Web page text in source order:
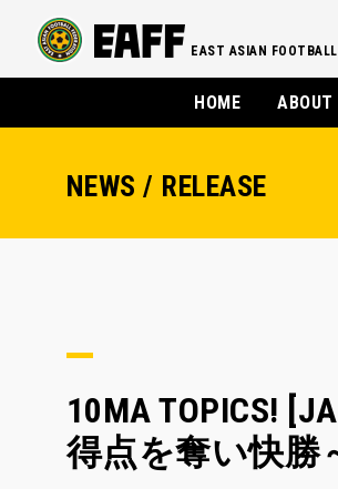
EAST ASIAN
HOME ABOUT
NEWS / RELEASE
10MA TOPICS!
得点を奪い快勝